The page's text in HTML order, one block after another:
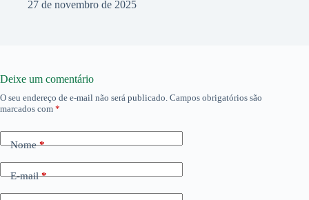
27 de novembro de 2025
Deixe um comentário
O seu endereço de e-mail não será publicado. Campos obrigatórios são
marcados com *
Nome*
E-mail*